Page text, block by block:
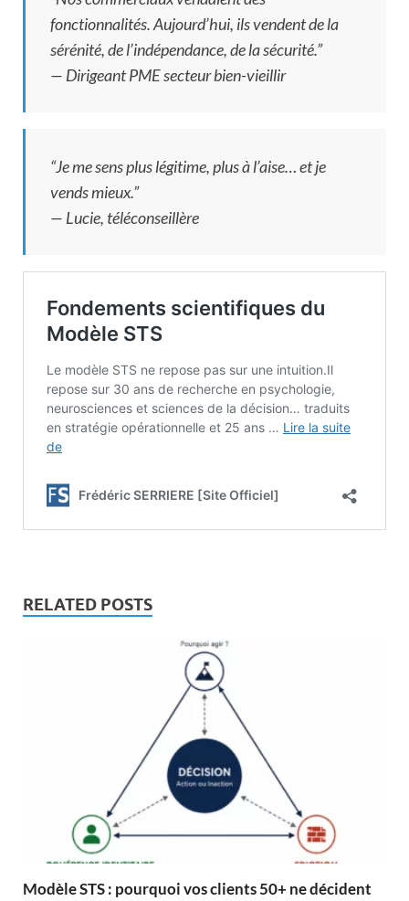
fonctionnalités. Aujourd’hui, ils vendent de la
sérénité, de l’indépendance, de la sécurité.”
— Dirigeant PME secteur bien-vieillir
“Je me sens plus légitime, plus à l’aise… et je
vends mieux.”
— Lucie, téléconseillère
RELATED POSTS
Modèle STS : pourquoi vos clients 50+ ne décident